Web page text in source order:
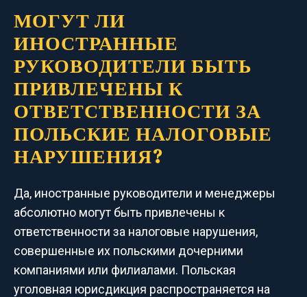
МОГУТ ЛИ
ИНОСТРАННЫЕ
РУКОВОДИТЕЛИ БЫТЬ
ПРИВЛЕЧЕНЫ К
ОТВЕТСТВЕННОСТИ ЗА
ПОЛЬСКИЕ НАЛОГОВЫЕ
НАРУШЕНИЯ?
Да, иностранные руководители и менеджеры
абсолютно могут быть привлечены к
ответственности за налоговые нарушения,
совершенные их польскими дочерними
компаниями или филиалами. Польская
уголовная юрисдикция распространяется на